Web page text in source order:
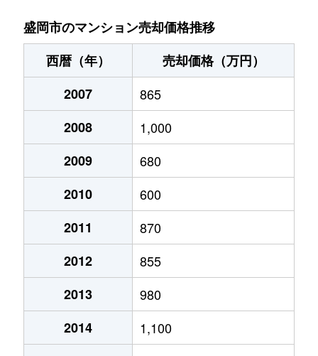
紺屋町
180万円 盛岡
紺屋町
180万円 盛岡
紺屋町
100万円
紺屋町
500万円
1,200万円
材木町
350万円
160万円
清水町
1,300万円
清水町
3,400万円
清水町
1,600万円
盛岡市のマンション売却価格推移
西暦（年）
売却価格（万円）
2007
865
2008
1,000
2009
680
2010
600
2011
870
2012
855
2013
980
2014
1,100